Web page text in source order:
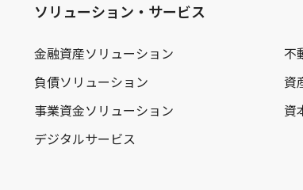
ソリューション・サービス
金融資産ソリューション 不
負債ソリューション
資
事業資金ソリューション
資
デジタルサービス